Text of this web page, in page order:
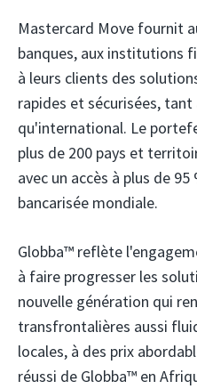
Mastercard Move fournit
banques, aux institutions
à leurs clients des
rapides et sécurisées,
qu'international. Le
plus de 200 pays et
avec un accès à plus de
bancarisée mondiale.
Globba™ reflète
à faire progresser les
nouvelle génération qui
transfrontalières aussi
locales, à des prix
réussi de Globba™ en